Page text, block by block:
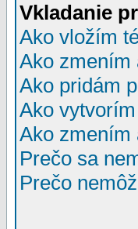
Vkladanie
Ako vložím
Ako zmením
Ako pridám
Ako
Ako zmením
Prečo sa
Prečo